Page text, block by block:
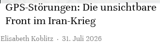
GPS-Störungen: Die unsichtbare
Front im Iran-Krieg
Elisabeth Koblitz · 31. Juli 2026